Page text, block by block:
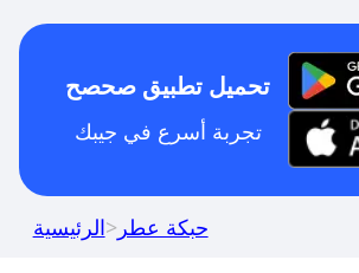
تحميل تطبيق صحصح
تجربة أسرع في جيبك
الرئيسية> حبكة عطر